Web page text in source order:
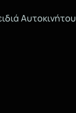
Αυτοκινήτου